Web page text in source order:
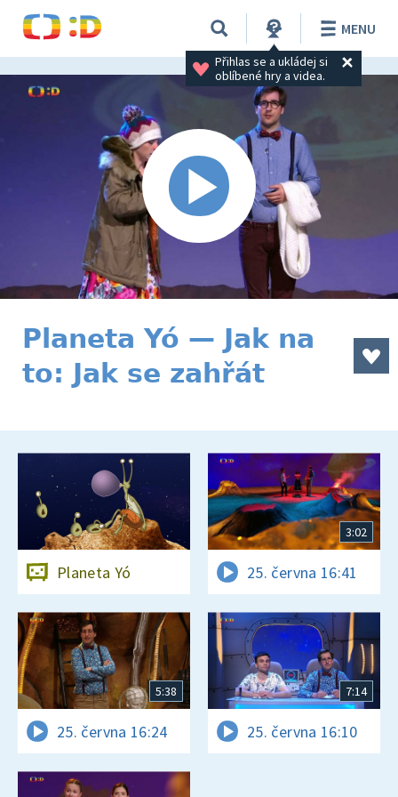
Přihlas se a ukládej si
oblíbené hry a videa.
MENU
Planeta Yó — Jak na
to: Jak se zahřát
Planeta Yó
3:02
25. června 16:41
5:38
25. června 16:24
7:14
25. června 16:10